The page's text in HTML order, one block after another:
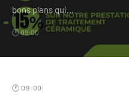
bons plans qui…
🕐 09:00
🕐 09:00